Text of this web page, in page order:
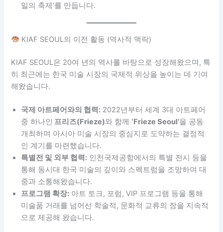
일의 축제’를 만듭니다.
KIAF SEOUL의 이전 활동 (역사적 맥락)
KIAF SEOUL은 20여 년의 역사를 바탕으로 성장해왔으며, 특
히 최근에는 한국 미술 시장의 국제적 위상을 높이는 데 기여
해왔습니다.
국제 아트페어와의 협력: 2022년부터 세계 3대 아트페어
중 하나인 프리즈(Frieze)와 함께 ‘Frieze Seoul’을 공동
개최하며 아시아 미술 시장의 중심지로 도약하는 결정적
인 계기를 마련했습니다.
특별전 및 외부 협력: 인천국제공항에서의 특별 전시 등을
통해 동시대 한국 미술의 깊이와 스펙트럼을 조망하며 대
중과 소통해왔습니다.
프로그램 확장: 아트 토크, 포럼, VIP 프로그램 등을 통해
미술품 거래를 넘어선 학술적, 문화적 교류의 장을 지속적
으로 제공해 왔습니다.